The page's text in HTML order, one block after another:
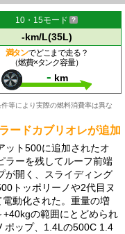
10・15モード
-km/L(35L)
満タンでどこまで走る？
（燃費×タンク容量）
- km
等により実際の燃料消費率は異な
ードカブリオレが追加
ット500に追加されたオ
ラーを残してルーフ前端
が開く、スライディング
トッポリーノや2代目ヌ
動化された。重量の増
の範囲にとどめられ
ポップ、1.4Lの500C 1.4